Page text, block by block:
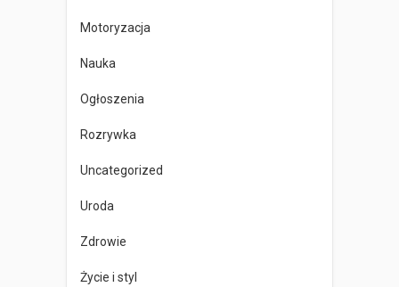
Motoryzacja
Nauka
Ogłoszenia
Rozrywka
Uncategorized
Uroda
Zdrowie
Życie i styl